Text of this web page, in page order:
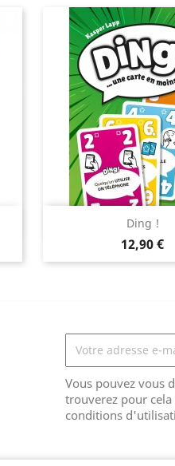
Ding !
Prix
12,90 €
Aperçu
Vous pouvez vous
trouverez pour
conditions